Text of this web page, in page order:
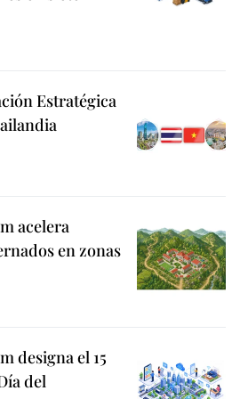
Estratégica
acelera
en zonas
designa el 15
del